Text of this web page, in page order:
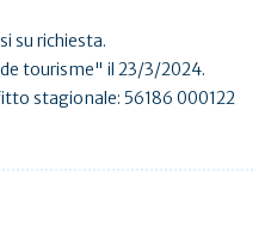
su richiesta.
tourisme" il 23/3/2024.
stagionale: 56186 000122